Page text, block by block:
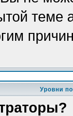
теме
Уровни